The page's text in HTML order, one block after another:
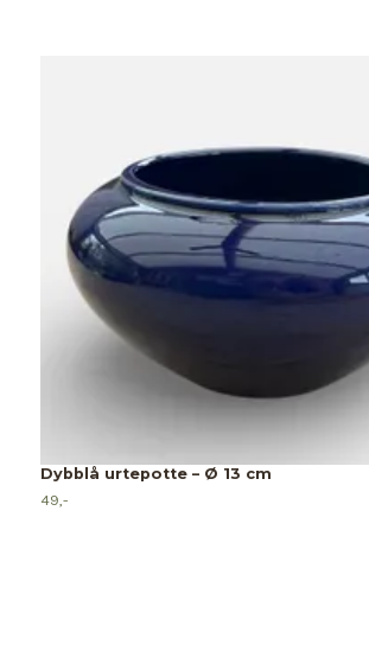
Dybblå urtepotte – Ø 13 cm
49,-